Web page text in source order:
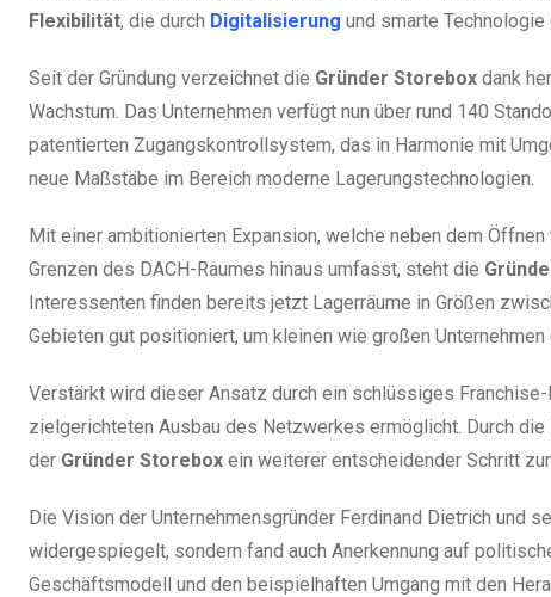
Flexibilität, die durch Digitalisierung und smarte
Seit der Gründung verzeichnet die Gründer Storebox dank
Wachstum. Das Unternehmen verfügt nun über rund 140
patentierten Zugangskontrollsystem, das in Harmonie mit
neue Maßstäbe im Bereich moderne Lagerungstechnologien.
Mit einer ambitionierten Expansion, welche neben dem
Grenzen des DACH-Raumes hinaus umfasst, steht die
Interessenten finden bereits jetzt Lagerräume in Größen
Gebieten gut positioniert, um kleinen wie großen
Verstärkt wird dieser Ansatz durch ein schlüssiges
zielgerichteten Ausbau des Netzwerkes ermöglicht. Durch
der Gründer Storebox ein weiterer entscheidender Schritt
Die Vision der Unternehmensgründer Ferdinand Dietrich und
widergespiegelt, sondern fand auch Anerkennung auf
Geschäftsmodell und den beispielhaften Umgang mit den